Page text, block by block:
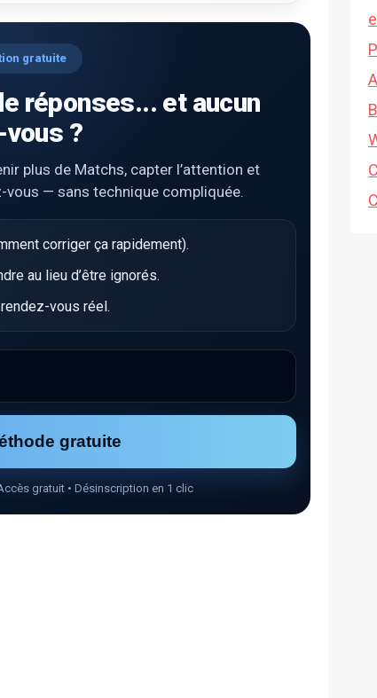
gratuite
réponses... et aucun
?
plus de Matchs, capter l’attention et
— sans technique compliquée.
corriger ça rapidement).
au lieu d’être ignorés.
vous réel.
gratuite
gratuit • Désinscription en 1 clic